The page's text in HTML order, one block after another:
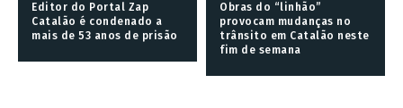
Editor do Portal Zap
Catalão é condenado a
mais de 53 anos de prisão
Obras do “linhão”
provocam mudanças no
trânsito em Catalão neste
fim de semana